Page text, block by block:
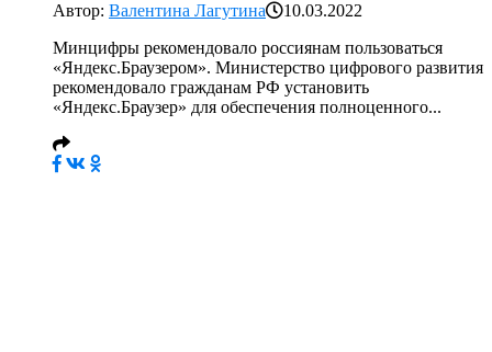
Автор: Валентина Лагутина
10.03.2022
Минцифры рекомендовало россиянам пользоваться
«Яндекс.Браузером». Министерство цифрового развития
рекомендовало гражданам РФ установить
«Яндекс.Браузер» для обеспечения полноценного...